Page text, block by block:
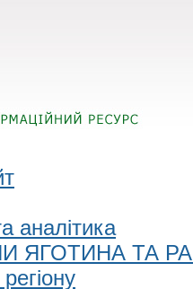
аналітика
ЯГОТИНА ТА